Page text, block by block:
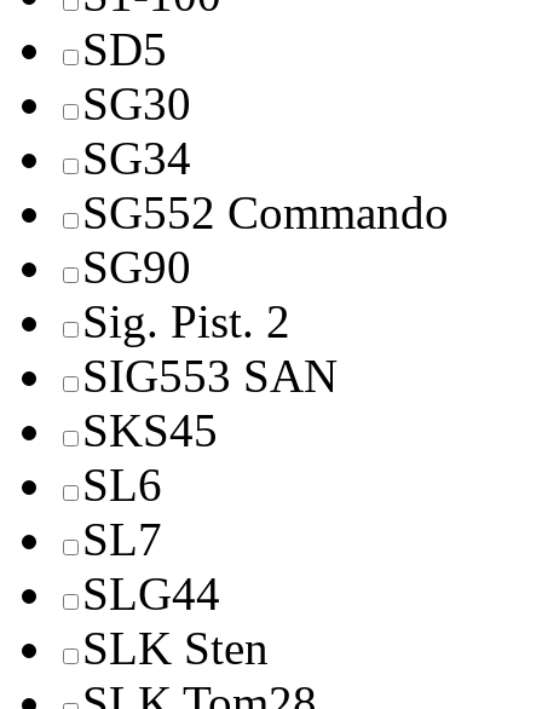
SD5
SG30
SG34
SG552 Commando
SG90
Sig. Pist. 2
SIG553 SAN
SKS45
SL6
SL7
SLG44
SLK Sten